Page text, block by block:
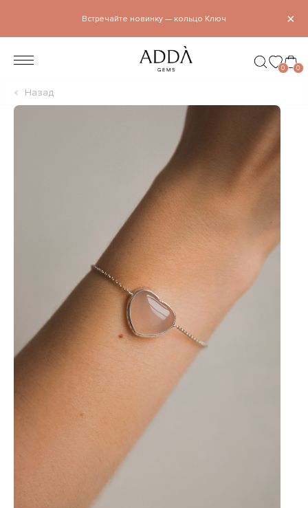
×
Встречайте новинку — кольцо Ключ
0 0
Назад